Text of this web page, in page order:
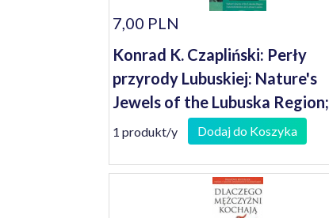
7,00 PLN
Konrad K. Czapliński: Perły
przyrody Lubuskiej: Nature's
Jewels of the Lubuska Region;
Naturschoneiten des Lebuser
1 produkt/y Dodaj do Koszyka